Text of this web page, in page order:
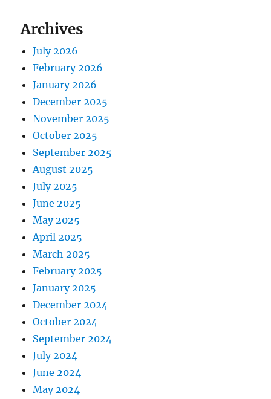
Archives
July 2026
February 2026
January 2026
December 2025
November 2025
October 2025
September 2025
August 2025
July 2025
June 2025
May 2025
April 2025
March 2025
February 2025
January 2025
December 2024
October 2024
September 2024
July 2024
June 2024
May 2024